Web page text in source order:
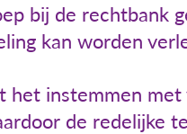
bij de rechtbank
kan worden
het instemmen
de redelijke